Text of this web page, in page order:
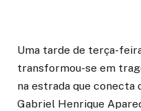
Uma tarde de terça-
transformou-se em
na estrada que conecta
Gabriel Henrique